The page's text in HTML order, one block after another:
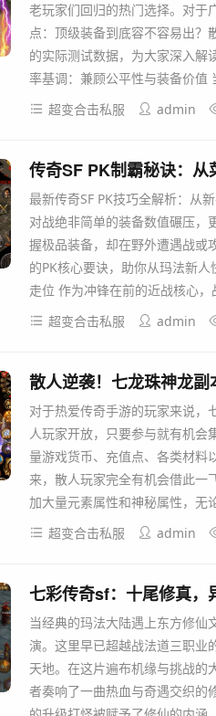
老玩家们回归的热门选择。对于
点：顶级装备到底容不容易出？
的实际测试数据，为大家深入解
率基调：兼顾公平性与装备价值
超变合击私服
admin
传奇SF PK制霸秘诀：
最新传奇SF PK技巧全解析：从
对战绝非简单的装备数值碾压，
握极品装备，却在野外遭遇战或
的PK核心要诀，助你从玛法新
走位 作为冲锋在前的近战核心，
超变合击私服
admin
散人逆袭！七龙珠神龙
对于热爱传奇手游的玩家来说，
人玩家开放，只要参与就有机会
量游戏货币、充值点、各类材料
来，散人玩家完全有机会借此一
加大量元素属性和神秘属性，无
超变合击私服
admin
七彩传奇sf：十尾修真，
当经典的玛法大陆遇上东方修
演。这里早已超越战法道三职业
天地。在这片遍布机缘与挑战的
者奏响了一曲热血与奇遇交织的